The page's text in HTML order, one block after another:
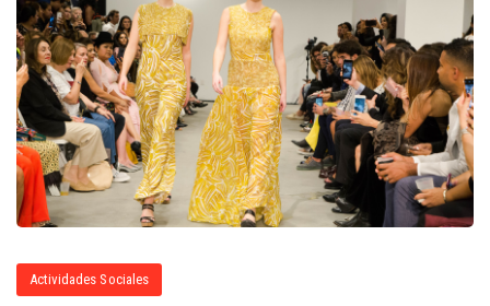
Actividades Sociales